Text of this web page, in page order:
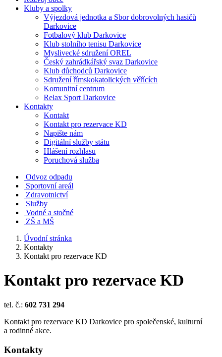
Kluby a spolky
Výjezdová jednotka a Sbor dobrovolných hasičů
Darkovice
Fotbalový klub Darkovice
Klub stolního tenisu Darkovice
Myslivecké sdružení OREL
Český zahrádkářský svaz Darkovice
Klub důchodců Darkovice
Sdružení římskokatolických věřících
Komunitní centrum
Relax Sport Darkovice
Kontakty
Kontakt
Kontakt pro rezervace KD
Napište nám
Digitální služby státu
Hlášení rozhlasu
Poruchová služba
Odvoz odpadu
Sportovní areál
Zdravotnictví
Služby
Vodné a stočné
ZŠ a MŠ
Úvodní stránka
Kontakty
Kontakt pro rezervace KD
Kontakt pro rezervace KD
tel. č.: 602 731 294
Kontakt pro rezervace KD Darkovice pro společenské, kulturní
a rodinné akce.
Kontakty